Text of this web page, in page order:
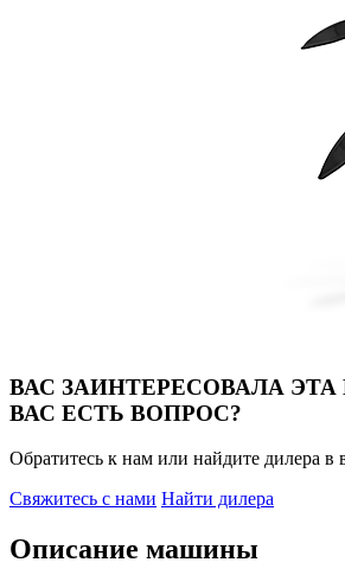
ВАС ЗАИНТЕРЕСОВАЛА
ВАС ЕСТЬ ВОПРОС?
Обратитесь к нам или найдите дилера в
Свяжитесь с нами Найти дилера
Описание машины